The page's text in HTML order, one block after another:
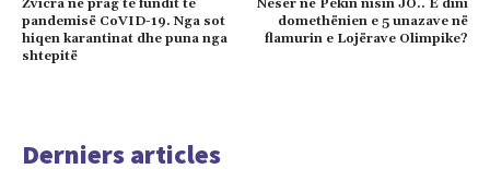
Zvicra në prag te fundit te
pandemisë CoVID-19. Nga sot
hiqen karantinat dhe puna nga
shtepitë
Nesër në Pekin nisin JO.. E dini
domethënien e 5 unazave në
flamurin e Lojërave Olimpike?
Derniers articles